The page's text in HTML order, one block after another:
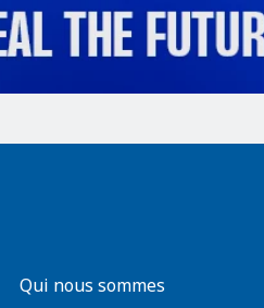
Qui nous sommes